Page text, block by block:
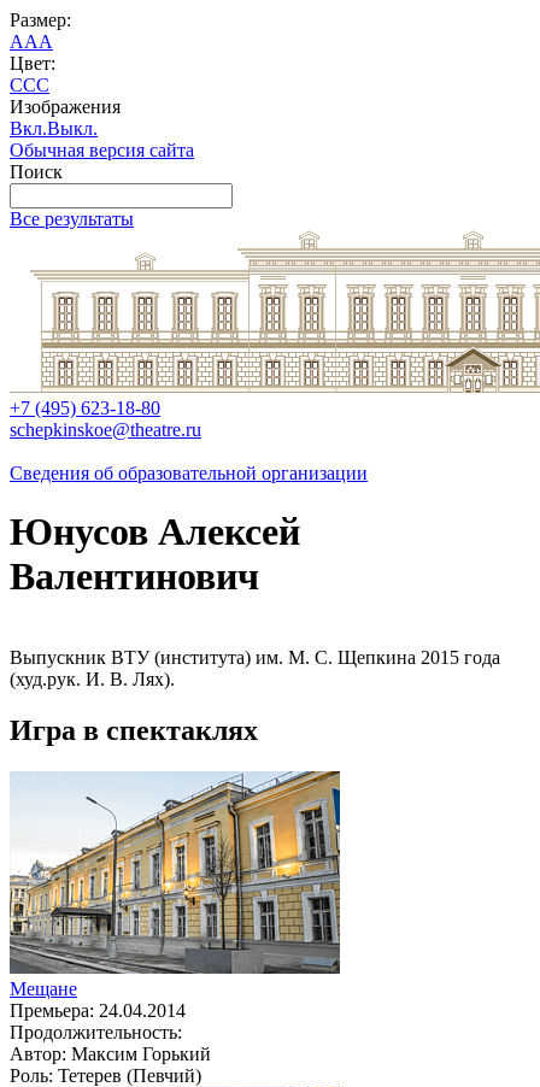
Размер:
AAA
Цвет:
CCC
Изображения
Вкл.Выкл.
Обычная версия сайта
Поиск
Все результаты
+7 (495) 623-18-80
schepkinskoe@theatre.ru
Сведения об образовательной организации
Юнусов Алексей
Валентинович
Выпускник ВТУ (института) им. М. С. Щепкина 2015 года
(худ.рук. И. В. Лях).
Игра в спектаклях
Мещане
Премьера: 24.04.2014
Продолжительность:
Автор: Максим Горький
Роль: Тетерев (Певчий)